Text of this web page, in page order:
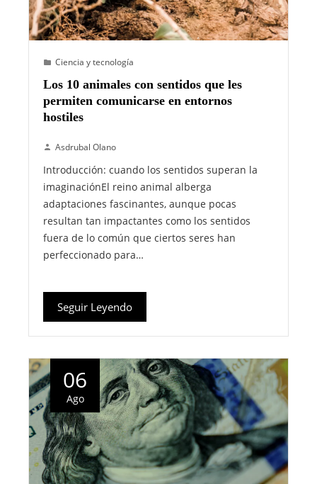
Ciencia y tecnología
Los 10 animales con sentidos que les
permiten comunicarse en entornos
hostiles
Asdrubal Olano
Introducción: cuando los sentidos superan la
imaginaciónEl reino animal alberga
adaptaciones fascinantes, aunque pocas
resultan tan impactantes como los sentidos
fuera de lo común que ciertos seres han
perfeccionado para…
Seguir Leyendo
06
Ago